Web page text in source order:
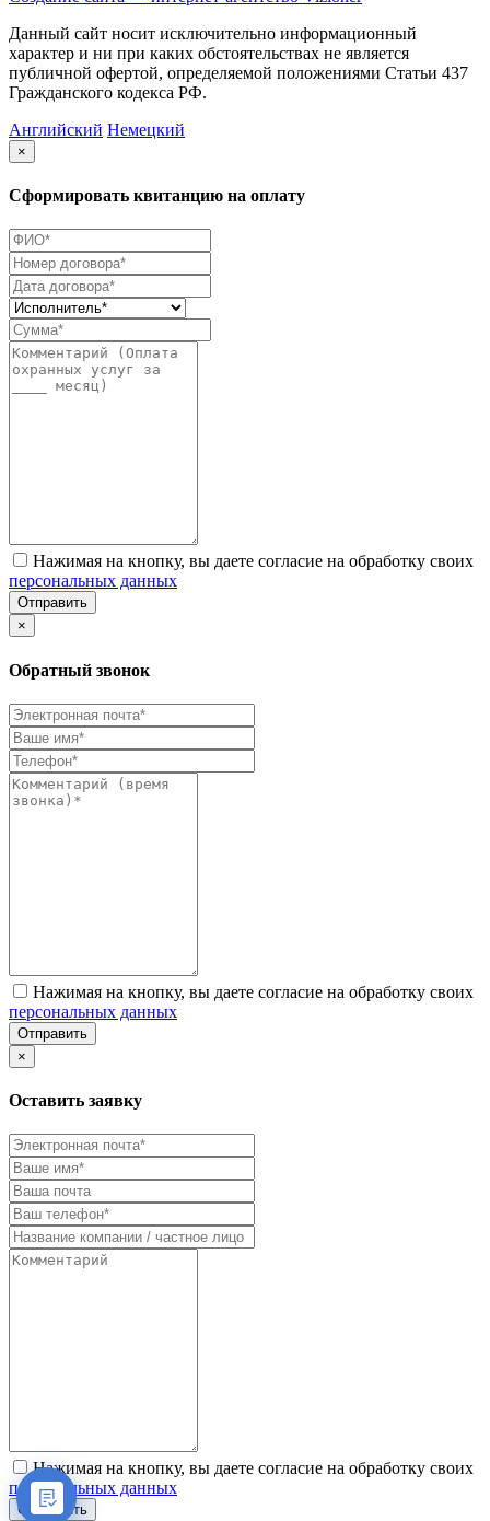
Данный сайт носит исключительно информационный
характер и ни при каких обстоятельствах не является
публичной офертой, определяемой положениями Статьи 437
Гражданского кодекса РФ.
Английский Немецкий
×
Сформировать квитанцию на оплату
Нажимая на кнопку, вы даете согласие на обработку своих
персональных данных
Отправить
×
Обратный звонок
Нажимая на кнопку, вы даете согласие на обработку своих
персональных данных
Отправить
×
Оставить заявку
Нажимая на кнопку, вы даете согласие на обработку своих
персональных данных
Отправить